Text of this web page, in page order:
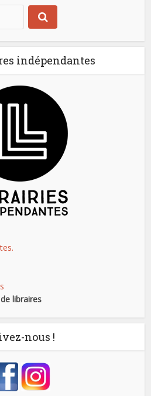
indépendantes
libraires
nous !